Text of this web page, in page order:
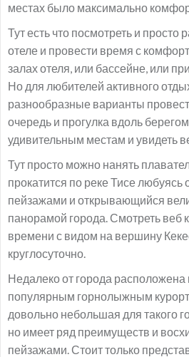
местах было максимально
Тут есть что посмотреть и
отеле и провести время с
залах отеля, или бассейне, или
Но для любителей активного
разнообразные варианты
очередь и прогулка вдоль
удивительным местам и увидеть
Тут просто можно нанять
прокатится по реке Тисе
пейзажами и открывающийся
панорамой города. Смотреть веб
времени с видом на вершину
круглосуточно.
Недалеко от города расположена
популярным горнолыжным
довольно небольшая для такого
но имеет ряд преимуществ и
пейзажами. Стоит только